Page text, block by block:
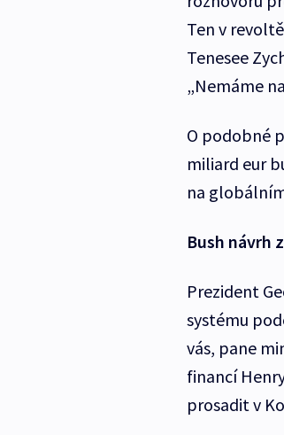
Ten v
Tenesee
„Nemáme
O podobné
miliard eur
na
Bush návrh
Prezident
systému
vás, pane
financí
prosadit v